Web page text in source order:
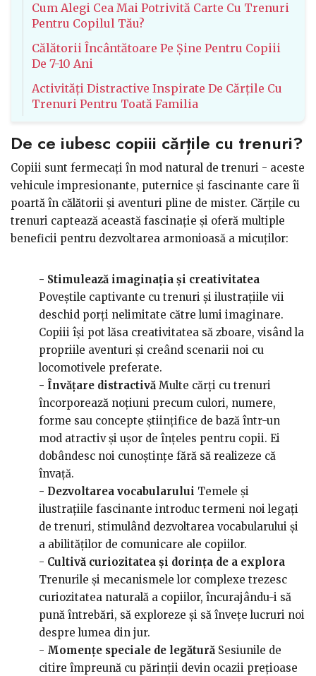
Cum Alegi Cea Mai Potrivită Carte Cu Trenuri
Pentru Copilul Tău?
Călătorii Încântătoare Pe Șine Pentru Copiii
De 7-10 Ani
Activități Distractive Inspirate De Cărțile Cu
Trenuri Pentru Toată Familia
De ce iubesc copiii cărțile cu trenuri?
Copiii sunt fermecați în mod natural de trenuri - aceste
vehicule impresionante, puternice și fascinante care îi
poartă în călătorii și aventuri pline de mister. Cărțile cu
trenuri captează această fascinație și oferă multiple
beneficii pentru dezvoltarea armonioasă a micuților:
- Stimulează imaginația și creativitatea
Poveștile captivante cu trenuri și ilustrațiile vii
deschid porți nelimitate către lumi imaginare.
Copiii își pot lăsa creativitatea să zboare, visând la
propriile aventuri și creând scenarii noi cu
locomotivele preferate.
- Învățare distractivă Multe cărți cu trenuri
încorporează noțiuni precum culori, numere,
forme sau concepte științifice de bază într-un
mod atractiv și ușor de înțeles pentru copii. Ei
dobândesc noi cunoștințe fără să realizeze că
învață.
- Dezvoltarea vocabularului Temele și
ilustrațiile fascinante introduc termeni noi legați
de trenuri, stimulând dezvoltarea vocabularului și
a abilităților de comunicare ale copiilor.
- Cultivă curiozitatea și dorința de a explora
Trenurile și mecanismele lor complexe trezesc
curiozitatea naturală a copiilor, încurajându-i să
pună întrebări, să exploreze și să învețe lucruri noi
despre lumea din jur.
- Momențe speciale de legătură Sesiunile de
citire împreună cu părinții devin ocazii prețioase